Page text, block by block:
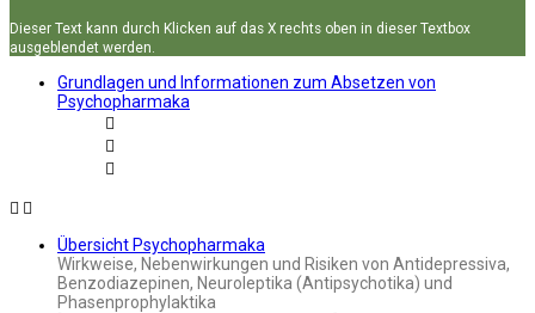
Dieser Text kann durch Klicken auf das X rechts oben in dieser Textbox
ausgeblendet werden.
Grundlagen und Informationen zum Absetzen von
Psychopharmaka
Übersicht Psychopharmaka
Wirkweise, Nebenwirkungen und Risiken von Antidepressiva,
Benzodiazepinen, Neuroleptika (Antipsychotika) und
Phasenprophylaktika